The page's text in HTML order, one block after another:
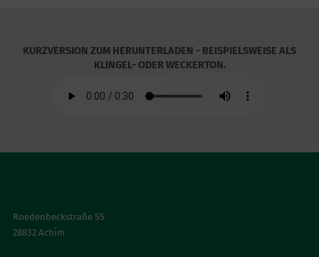
KURZVERSION ZUM HERUNTERLADEN - BEISPIELSWEISE ALS
KLINGEL- ODER WECKERTON.
Roedenbeckstraße 55
28832 Achim